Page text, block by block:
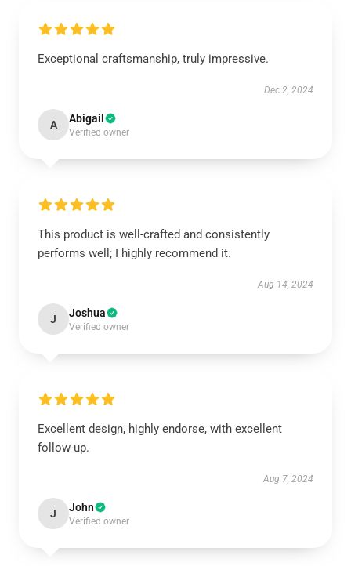
Exceptional craftsmanship, truly impressive.
Dec 2, 2024
A Abigail
Verified owner
This product is well-crafted and consistently
performs well; I highly recommend it.
Aug 14, 2024
J Joshua
Verified owner
Excellent design, highly endorse, with excellent
follow-up.
Aug 7, 2024
J John
Verified owner